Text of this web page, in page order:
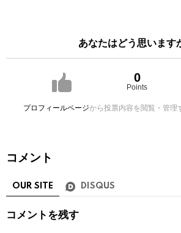
あなたはどう思います
0
Points
プロフィールページから投票内容を閲覧・管理
コメント
OUR SITE DISQUS
コメントを残す